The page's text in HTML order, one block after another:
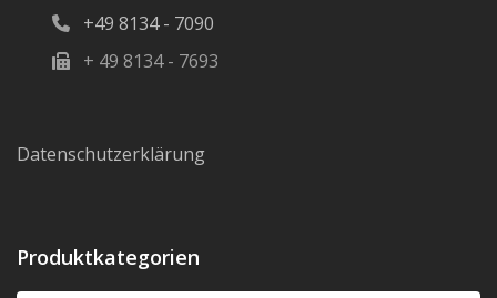
+49 8134 - 7090
+ 49 8134 - 7693
Datenschutzerklärung
Produktkategorien